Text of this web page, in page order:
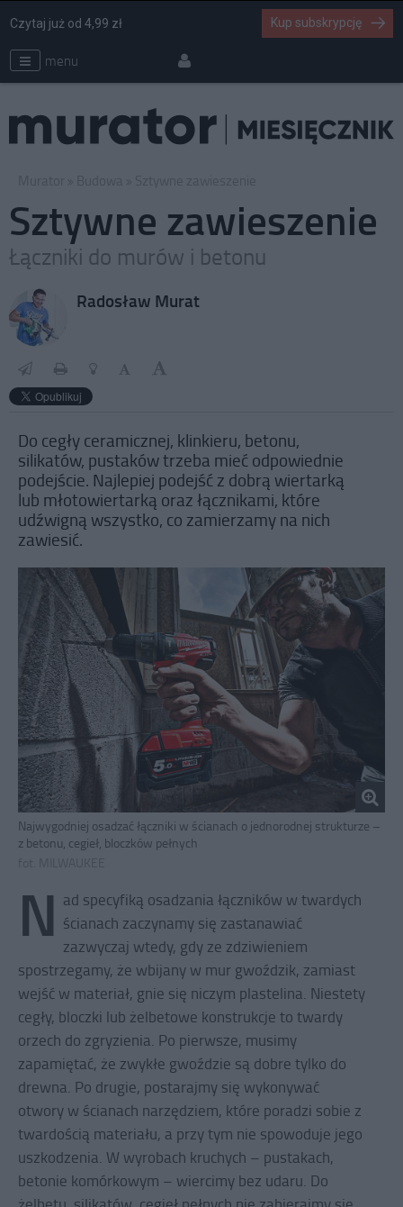
menu
Czytaj już od 4,99 zł Kup subskrypcję
Sztywne zawieszenie
Łączniki do murów i betonu
Radosław Murat
Do cegły ceramicznej, klinkieru, betonu,
silikatów, pustaków trzeba mieć odpowiednie
podejście. Najlepiej podejść z dobrą wiertarką
lub młotowiertarką oraz łącznikami, które
udźwigną wszystko, co zamierzamy na nich
zawiesić.
Najwygodniej osadzać łączniki w ścianach o jednorodnej strukturze –
z betonu, cegieł, bloczków pełnych
N ad specyfiką osadzania łączników w twardych
ścianach zaczynamy się zastanawiać
zazwyczaj wtedy, gdy ze zdziwieniem
spostrzegamy, że wbijany w mur gwoździk, zamiast
wejść w materiał, gnie się niczym plastelina. Niestety
cegły, bloczki lub żelbetowe konstrukcje to twardy
orzech do zgryzienia. Po pierwsze, musimy
zapamiętać, że zwykłe gwoździe są dobre tylko do
drewna. Po drugie, postarajmy się wykonywać
otwory w ścianach narzędziem, które poradzi sobie z
twardością materiału, a przy tym nie spowoduje jego
uszkodzenia. W wyrobach kruchych – pustakach,
betonie komórkowym – wiercimy bez udaru. Do